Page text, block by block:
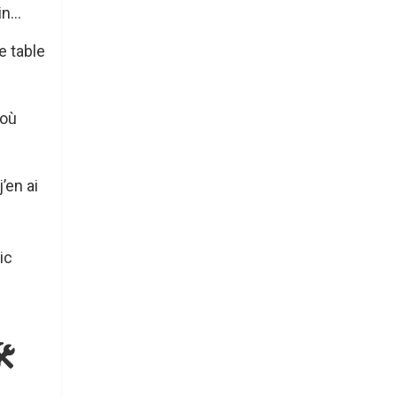
table
ai